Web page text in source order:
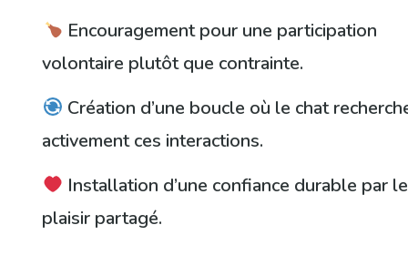
Encouragement pour une participation
volontaire plutôt que contrainte.
Création d’une boucle où le chat
activement ces interactions.
Installation d’une confiance durable par le
plaisir partagé.